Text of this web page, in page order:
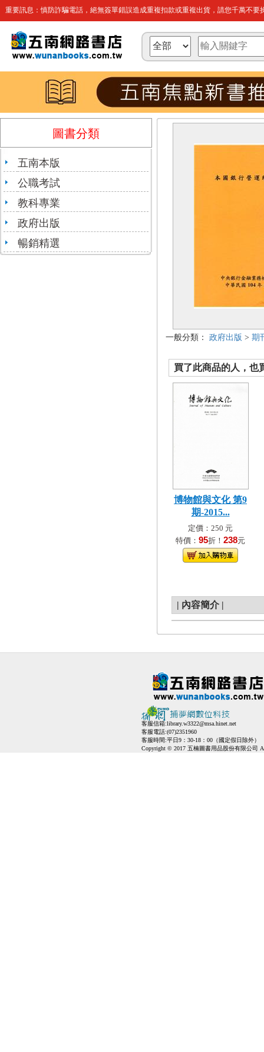
重要訊息：慎防詐騙電話，絕無簽單錯誤造成重複扣款或重複出貨，請您千萬不要
圖書分類
五南本版
公職考試
教科專業
政府出版
暢銷精選
一般分類： 政府出版 > 期
買了此商品的人，也
博物館與文化 第9
期-2015...
定價：250 元
特價： 95折！ 238元
| 內容簡介 |
客服信箱:library.w3322@msa.hinet.net
客服電話:(07)2351960
客服時間:平日9：30-18：00（國定假日除外）
Copyright © 2017 五楠圖書用品股份有限公司